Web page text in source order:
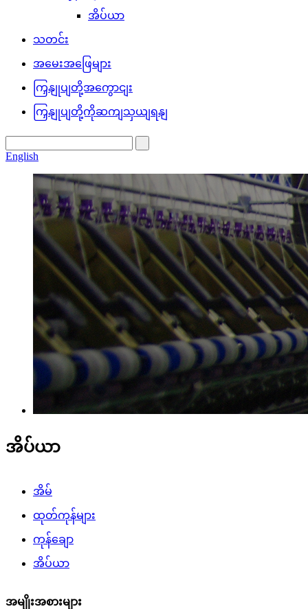
အိပ်ယာ
သတင်း
အမေးအဖြေများ
ကြှနျုပျတို့အကွောငျး
ကြှနျုပျတို့ကိုဆကျသှယျရနျ
English
အိပ်ယာ
အိမ်
ထုတ်ကုန်များ
ကုန်ချော
အိပ်ယာ
အမျိုးအစားများ